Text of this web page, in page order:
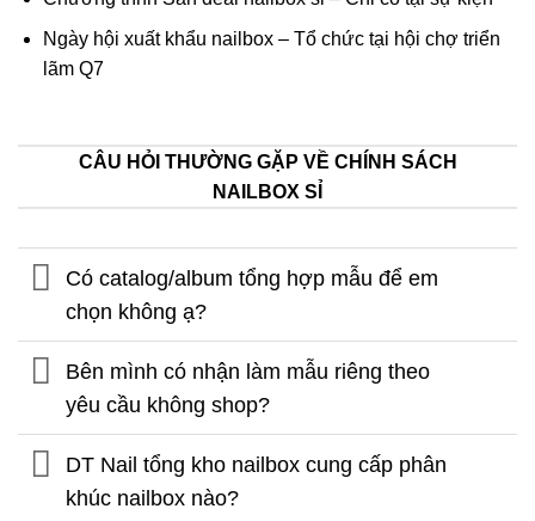
Ngày hội xuất khẩu nailbox – Tổ chức tại hội chợ triển
lãm Q7
CÂU HỎI THƯỜNG GẶP VỀ CHÍNH SÁCH
NAILBOX SỈ
Có catalog/album tổng hợp mẫu để em
chọn không ạ?
Bên mình có nhận làm mẫu riêng theo
yêu cầu không shop?
DT Nail tổng kho nailbox cung cấp phân
khúc nailbox nào?